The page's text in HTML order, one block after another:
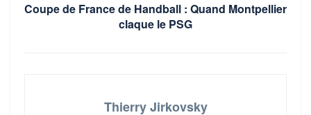
Coupe de France de Handball : Quand Montpellier
claque le PSG
Thierry Jirkovsky